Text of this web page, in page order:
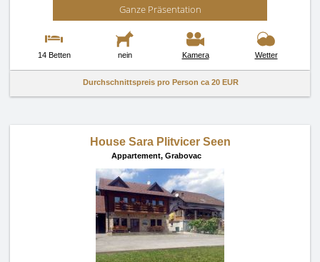
Ganze Präsentation
14 Betten nein Kamera Wetter
Durchschnittspreis pro Person ca 20 EUR
House Sara Plitvicer Seen
Appartement, Grabovac